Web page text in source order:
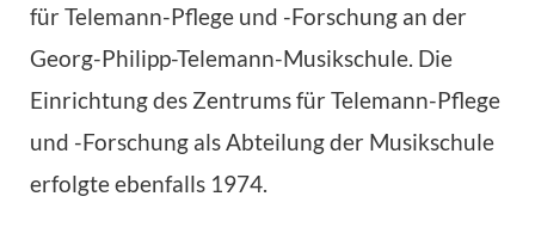
für Telemann-Pflege und -Forschung an der
Georg-Philipp-Telemann-Musikschule. Die
Einrichtung des Zentrums für Telemann-Pflege
und -Forschung als Abteilung der Musikschule
erfolgte ebenfalls 1974.